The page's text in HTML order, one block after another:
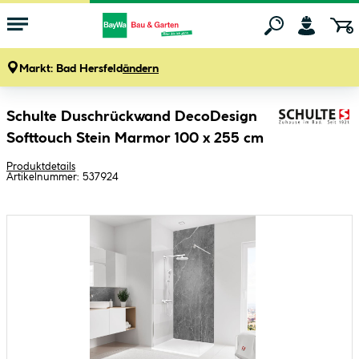
Markt: Bad Hersfeldändern
Schulte Duschrückwand DecoDesign
Softtouch Stein Marmor 100 x 255 cm
Produktdetails
Artikelnummer: 537924
Bildergalerie überspringen